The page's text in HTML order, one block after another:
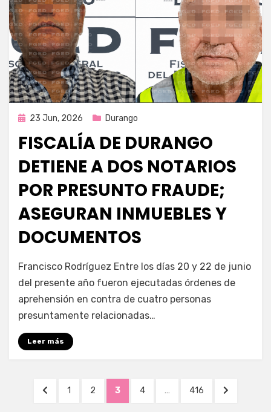
Publicada
23 Jun, 2026 Durango
FISCALÍA DE DURANGO
DETIENE A DOS NOTARIOS
POR PRESUNTO FRAUDE;
ASEGURAN INMUEBLES Y
DOCUMENTOS
Fernando Miranda Servín
Francisco Rodríguez Entre los días 20 y 22 de junio
del presente año fueron ejecutadas órdenes de
aprehensión en contra de cuatro personas
presuntamente relacionadas…
Leer más
Navegación
PÁGINAPÁGINA
1 PÁGINA
2 PÁGINA
3 PÁGINA
4 … PÁGINA
416
SIGUIENTE